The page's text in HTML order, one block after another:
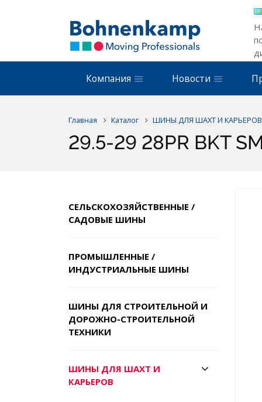
Компания Новости
Главная Каталог ШИНЫ ДЛЯ ШАХТ И КАРЬЕРОВ
29.5-29 28PR BKT
СЕЛЬСКОХОЗЯЙСТВЕННЫЕ /
САДОВЫЕ ШИНЫ
ПРОМЫШЛЕННЫЕ /
ИНДУСТРИАЛЬНЫЕ ШИНЫ
ШИНЫ ДЛЯ СТРОИТЕЛЬНОЙ И
ДОРОЖНО-СТРОИТЕЛЬНОЙ
ТЕХНИКИ
ШИНЫ ДЛЯ ШАХТ И
КАРЬЕРОВ